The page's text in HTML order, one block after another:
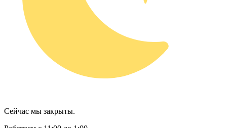
Сейчас мы закрыты.